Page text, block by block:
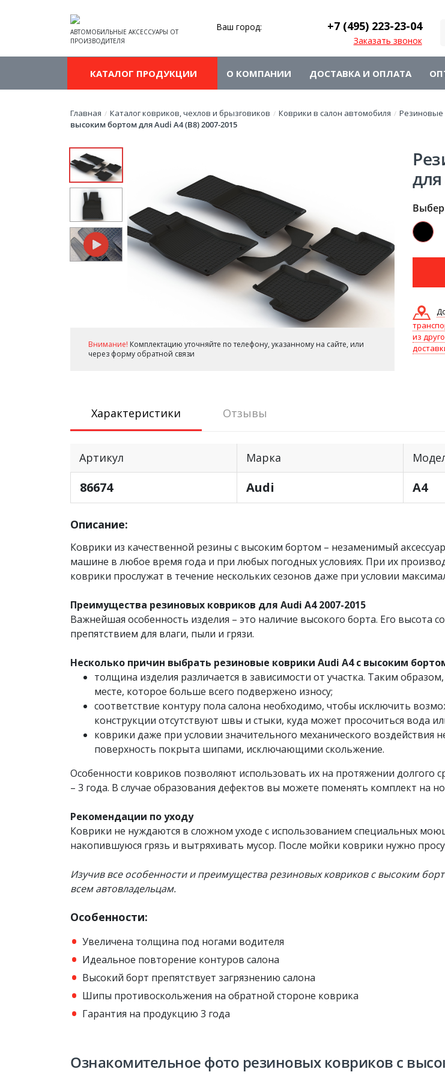
АВТОМОБИЛЬНЫЕ АКСЕССУАРЫ ОТ
ПРОИЗВОДИТЕЛЯ
Ваш город: +7 (495)223-23-04
Заказать звонок
КАТАЛОГ ПРОДУКЦИИ О КОМПАНИИ ДОСТАВКА И ОПЛАТА
Главная / Каталог ковриков, чехлов и брызговиков / Коврики в салон автомобиля / Резиновые
высоким бортом для Audi A4 (B8) 2007-2015
Внимание! Комплектацию уточняйте по телефону, указанному на сайте, или
через форму обратной связи
для
из
Характеристики Отзывы
Артикул
86674
Марка
Audi A4
Описание:
Коврики из качественной резины с высоким бортом – незаменимый
машине в любое время года и при любых погодных условиях. При их
коврики прослужат в течение нескольких сезонов даже при условии
Преимущества резиновых ковриков для Audi A4 2007-2015
Важнейшая особенность изделия – это наличие высокого борта. Его высота
препятствием для влаги, пыли и грязи.
Несколько причин выбрать резиновые коврики Audi A4 с высоким
толщина изделия различается в зависимости от участка. Таким
месте, которое больше всего подвержено износу;
соответствие контуру пола салона необходимо, чтобы исключить
конструкции отсутствуют швы и стыки, куда может просочиться вода
коврики даже при условии значительного механического воздействия
поверхность покрыта шипами, исключающими скольжение.
Особенности ковриков позволяют использовать их на протяжении
– 3 года. В случае образования дефектов вы можете поменять комплект на
Рекомендации по уходу
Коврики не нуждаются в сложном уходе с использованием специальных
накопившуюся грязь и вытряхивать мусор. После мойки коврики нужно
Изучив все особенности​ и преимущества резиновых ковриков с высоким
всем автовладельцам.
Особенности:
Увеличена толщина под ногами водителя
Идеальное повторение контуров салона
Высокий борт препятствует загрязнению салона
Шипы противоскольжения на обратной стороне коврика
Гарантия на продукцию 3 года
Ознакомительное фото резиновых ковриков с